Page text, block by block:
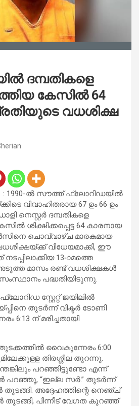
ദമ്പതികളെ
കേസിൽ 64
വധശിക്ഷ
: 1990-ൽ സൗത്ത് ഫ്ലോറിഡയിൽ
വിവാഹിതരായ 67 ഉം 66 ഉം
നെസ്റ്റർ ദമ്പതികളെ
ശിക്ഷിക്കപ്പെട്ട 64 കാരനായ
ചൊവ്വാഴ്ച മാരകമായ
വിധേയമാക്കി, ഈ
13-ാമത്തെ
മാസം രണ്ട് വധശിക്ഷകൾ
സംസ്ഥാനം പദ്ധതിയിടുന്നു.
സ്റ്റേറ്റ് ജയിലിൽ
തുടർന്ന് വിക്ടർ ടോണി
ന് മരിച്ചതായി
തുടക്കത്തിൽ വൈകുന്നേരം 6:00
തിരശ്ശീല തുറന്നു.
പറഞ്ഞിട്ടുണ്ടോ എന്ന്
പറഞ്ഞു, “ഇല്ല സർ.” തുടർന്ന്
അദ്ദേഹത്തിന്റെ നെഞ്ച്
തുടങ്ങി, പിന്നീട് വേഗത കുറഞ്ഞ്